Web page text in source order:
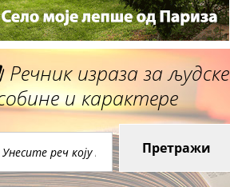
Речник израза за људске
и карактере
Претражи